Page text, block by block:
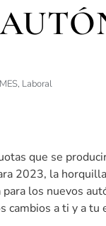
, Laboral
que se
2023, la
los nuevos
cambios a ti y a tu